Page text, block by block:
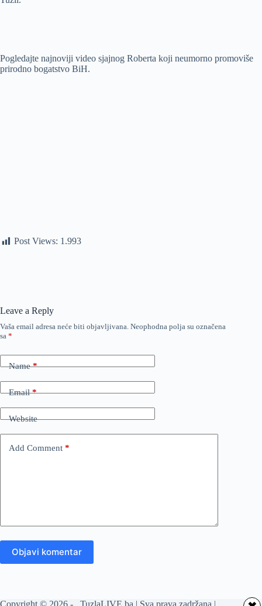
Pogledajte najnoviji video sjajnog Roberta koji neumorno promoviše
prirodno bogatstvo BiH.
Post Views: 1.993
Leave a Reply
Vaša email adresa neće biti objavljivana. Neophodna polja su označena
sa *
Name*
Email*
Website
Add Comment *
Objavi komentar
Copyright © 2026 - TuzlaLIVE.ba | Sva prava zadržana |